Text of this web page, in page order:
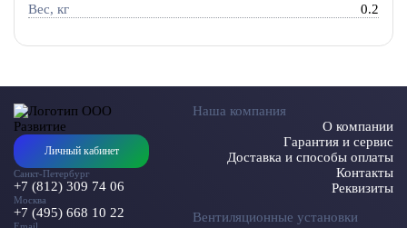
Вес, кг 0.2
Личный кабинет
Санкт-Петербург
+7 (812) 309 74 06
Москва
+7 (495) 668 10 22
Наша компания
О компании
Гарантия и сервис
Доставка и способы оплаты
Контакты
Реквизиты
Вентиляционные установки